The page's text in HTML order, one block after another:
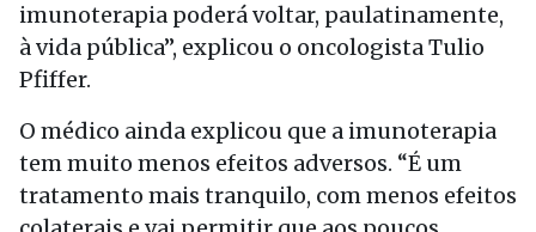
imunoterapia poderá voltar, paulatinamente,
à vida pública”, explicou o oncologista Tulio
Pfiffer.
O médico ainda explicou que a imunoterapia
tem muito menos efeitos adversos. “É um
tratamento mais tranquilo, com menos efeitos